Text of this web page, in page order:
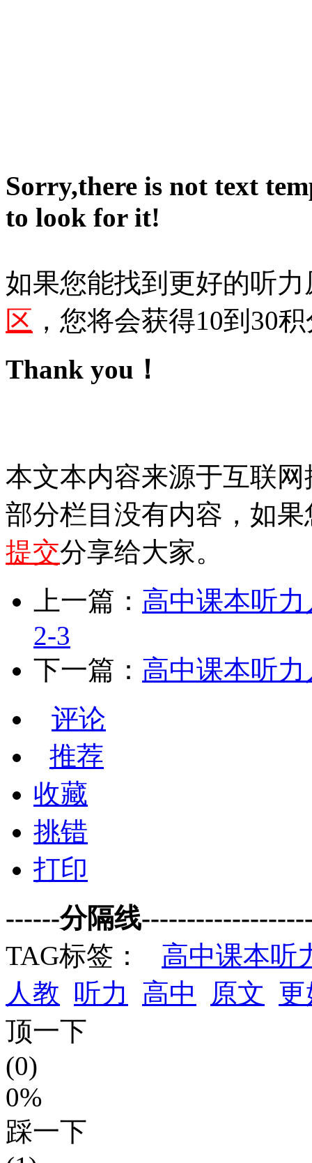
Sorry,there is not text
to look for it!
如果您能找到更好的听
区 ，您将会获得10到30
Thank you！
本文本内容来源于互联
部分栏目没有内容，如
提交分享给大家。
上一篇： 高中课本听
2-3
下一篇： 高中课本听力
评论
推荐
收藏
挑错
打印
------分隔线
TAG标签：
高中课本听
人教 听力 高中 原文
顶一下
(0)
0%
踩一下